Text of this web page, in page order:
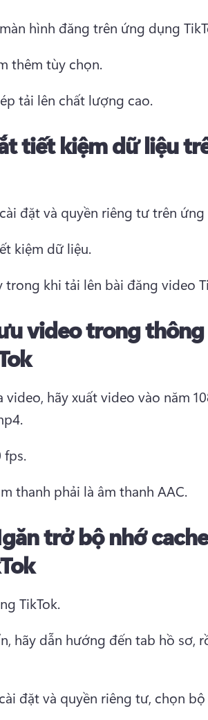
hình đăng trên ứng dụng
thêm tùy chọn.
tải lên chất lượng cao.
tiết kiệm dữ liệu
kiệm dữ liệu.
trong khi tải lên bài đăng video
video trong
video, hãy xuất video vào năm
fps.
thanh phải là âm thanh AAC.
trở bộ nhớ
TikTok.
hãy dẫn hướng đến tab hồ sơ,
đặt và quyền riêng tư, chọn